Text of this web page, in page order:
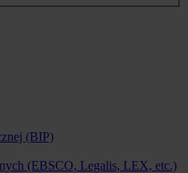
(BIP)
(EBSCO, Legalis, LEX, etc.)